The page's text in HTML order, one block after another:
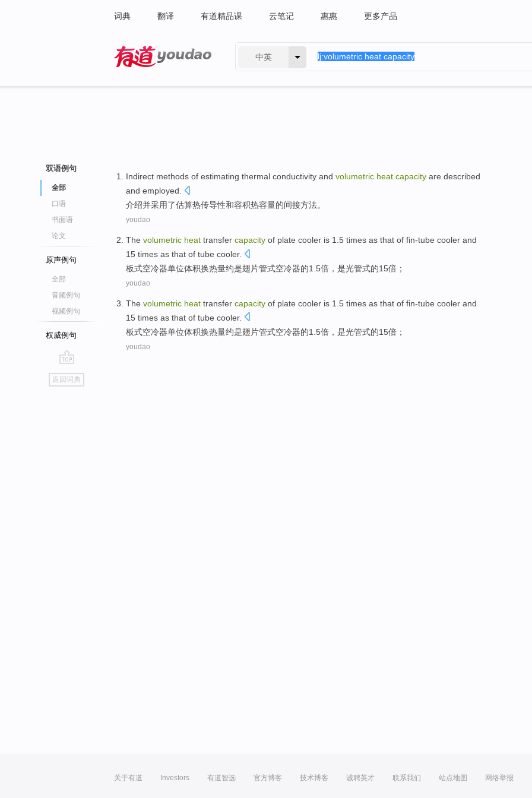
词典 翻译 有道精品课 云笔记 惠惠 更多产品
中英
双语例句
全部
口语
书面语
论文
原声例句
全部
音频例句
视频例句
权威例句
go
top
返回词典
Indirect methods of estimating thermal conductivity and volumetric heat capacity are described
and employed
介绍并采用了估算热传导性和容积热容量的间接方法。
youdao
The volumetric heat transfer capacity of plate cooler is 1.5 times as that of fin-tube cooler and
15 times as that of tube cooler.
板式空冷器单位体积换热量约是翅片管式空冷器的1.5倍 ，是光管式的15倍；
youdao
The volumetric heat transfer capacity of plate cooler is 1.5 times as that of fin-tube cooler and
15 times as that of tube cooler.
板式空冷器单位体积换热量约是翅片管式空冷器的1.5倍 ，是光管式的15倍；
youdao
关于有道 Investors 有道智选 官方博客 技术博客 诚聘英才 联系我们 站点地图 网络举报